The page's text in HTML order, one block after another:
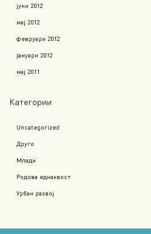
јуни 2012
мај 2012
февруари 2012
јануари 2012
мај 2011
Категории
Uncategorized
Друго
Млади
Родова еднаквост
Урбан развој